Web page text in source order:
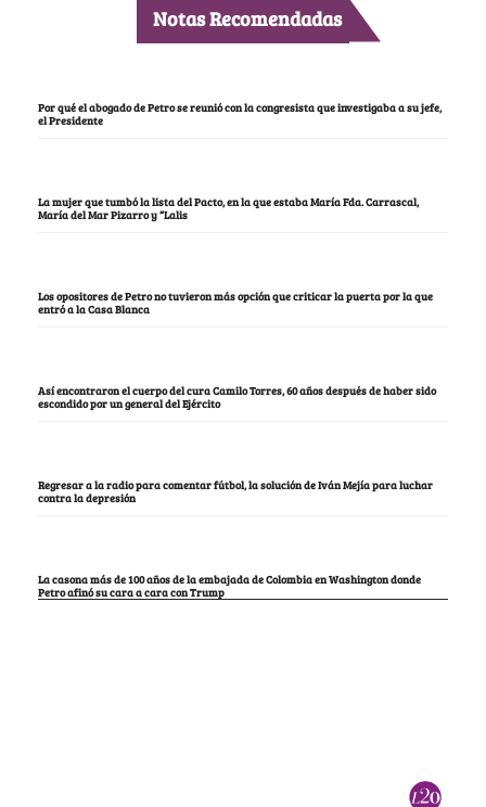
Notas Recomendadas
Por qué el abogado de Petro se reunió con la congresista que investigaba a su jefe,
el Presidente
La mujer que tumbó la lista del Pacto, en la que estaba María Fda. Carrascal,
María del Mar Pizarro y “Lalis
Los opositores de Petro no tuvieron más opción que criticar la puerta por la que
entró a la Casa Blanca
Así encontraron el cuerpo del cura Camilo Torres, 60 años después de haber sido
escondido por un general del Ejército
Regresar a la radio para comentar fútbol, la solución de Iván Mejía para luchar
contra la depresión
La casona más de 100 años de la embajada de Colombia en Washington donde
Petro afinó su cara a cara con Trump